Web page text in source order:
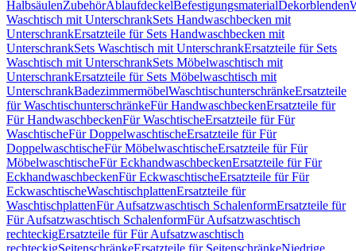
HalbsäulenZubehörAblaufdeckelBefestigungsmaterialDekorblenden
Waschtisch mit UnterschrankSets Handwaschbecken mit
UnterschrankErsatzteile für Sets Handwaschbecken mit
UnterschrankSets Waschtisch mit UnterschrankErsatzteile für Sets
Waschtisch mit UnterschrankSets Möbelwaschtisch mit
UnterschrankErsatzteile für Sets Möbelwaschtisch mit
UnterschrankBadezimmermöbelWaschtischunterschränkeErsatzteile
für WaschtischunterschränkeFür HandwaschbeckenErsatzteile für
Für HandwaschbeckenFür WaschtischeErsatzteile für Für
WaschtischeFür DoppelwaschtischeErsatzteile für Für
DoppelwaschtischeFür MöbelwaschtischeErsatzteile für Für
MöbelwaschtischeFür EckhandwaschbeckenErsatzteile für Für
EckhandwaschbeckenFür EckwaschtischeErsatzteile für Für
EckwaschtischeWaschtischplattenErsatzteile für
WaschtischplattenFür Aufsatzwaschtisch SchalenformErsatzteile für
Für Aufsatzwaschtisch SchalenformFür Aufsatzwaschtisch
rechteckigErsatzteile für Für Aufsatzwaschtisch
rechteckigSeitenschränkeErsatzteile für SeitenschränkeNiedrige